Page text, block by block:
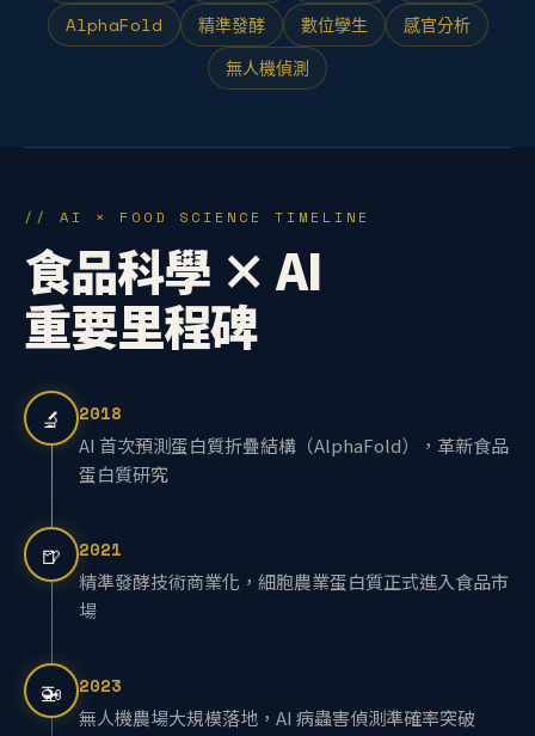
AlphaFold
精準發酵 數位孿生
感官分析
無人機偵測
// AI × FOOD SCIENCE TIMELINE
食品科學 × AI
重要里程碑
🔬
2018
AI 首次預測蛋白質折疊結構（AlphaFold），革新食品
蛋白質研究
🍺
2021
精準發酵技術商業化，細胞農業蛋白質正式進入食品市
場
🚁
2023
無人機農場大規模落地，AI 病蟲害偵測準確率突破